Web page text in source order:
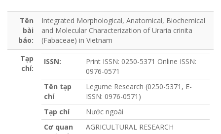
Tên
bài
báo:
Integrated Morphological, Anatomical, Biochemical
and Molecular Characterization of Uraria crinita
(Fabaceae) in Vietnam
Tạp
chí:
ISSN:
Print ISSN: 0250-5371 Online ISSN:
0976-0571
Tên tạp
chí
Legume Research (0250-5371, E-
ISSN: 0976-0571)
Tạp chí
Nước ngoài
Cơ quan
AGRICULTURAL RESEARCH